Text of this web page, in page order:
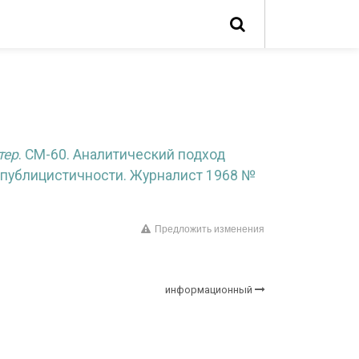
. СМ-60. Аналитический подход
Журналист 1968 №
Предложить изменения
информационный